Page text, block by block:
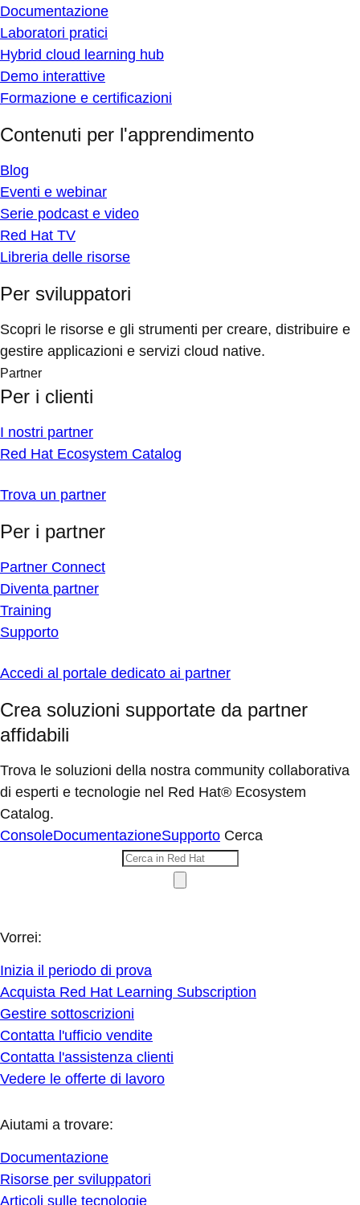
Documentazione
Laboratori pratici
Hybrid cloud learning hub
Demo interattive
Formazione e certificazioni
Contenuti per l'apprendimento
Blog
Eventi e webinar
Serie podcast e video
Red Hat TV
Libreria delle risorse
Per sviluppatori
Scopri le risorse e gli strumenti per creare, distribuire e
gestire applicazioni e servizi cloud native.
Partner
Per i clienti
I nostri partner
Red Hat Ecosystem Catalog
Trova un partner
Per i partner
Partner Connect
Diventa partner
Training
Supporto
Accedi al portale dedicato ai partner
Crea soluzioni supportate da partner
affidabili
Trova le soluzioni della nostra community collaborativa
di esperti e tecnologie nel Red Hat® Ecosystem
Catalog.
ConsoleDocumentazioneSupporto Cerca
Vorrei:
Inizia il periodo di prova
Acquista Red Hat Learning Subscription
Gestire sottoscrizioni
Contatta l'ufficio vendite
Contatta l'assistenza clienti
Vedere le offerte di lavoro
Aiutami a trovare:
Documentazione
Risorse per sviluppatori
Articoli sulle tecnologie